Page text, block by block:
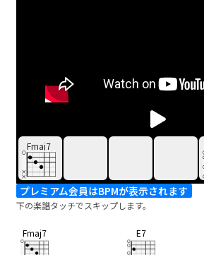
Fmaj7
プレミアム会員はBPMが表示されます
下の楽譜タッチでスキップします。
Fmaj7 E7